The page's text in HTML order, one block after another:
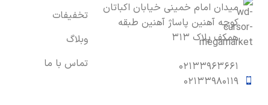
میدان امام خمینی خیابان اکباتان
کوچه آهنین پاساژ آهنین طبقه
همکف پلاک ۳۱۳
۰۲۱۳۳۹۶۳۶۶۱
۰۲۱۳۳۹۸۰۱۱۹
تخفیفات
وبلاگ
تماس با ما